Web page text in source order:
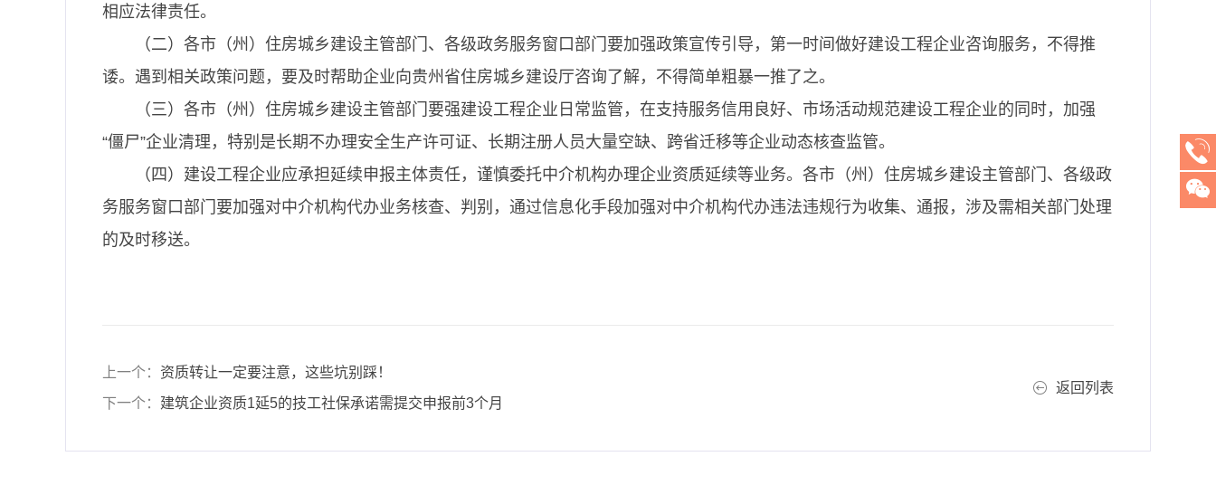
相应法律责任。
（二）各市（州）住房城乡建设主管部门、各级政务服务窗口部门要加强政策宣传引导，第一时间做好建设工程企业咨询服务，不得推
诿。遇到相关政策问题，要及时帮助企业向贵州省住房城乡建设厅咨询了解，不得简单粗暴一推了之。
（三）各市（州）住房城乡建设主管部门要强建设工程企业日常监管，在支持服务信用良好、市场活动规范建设工程企业的同时，加强
“僵尸”企业清理，特别是长期不办理安全生产许可证、长期注册人员大量空缺、跨省迁移等企业动态核查监管。
（四）建设工程企业应承担延续申报主体责任，谨慎委托中介机构办理企业资质延续等业务。各市（州）住房城乡建设主管部门、各级政
务服务窗口部门要加强对中介机构代办业务核查、判别，通过信息化手段加强对中介机构代办违法违规行为收集、通报，涉及需相关部门处理
的及时移送。
上一个： 资质转让一定要注意，这些坑别踩！
下一个： 建筑企业资质1延5的技工社保承诺需提交申报前3个月
返回列表